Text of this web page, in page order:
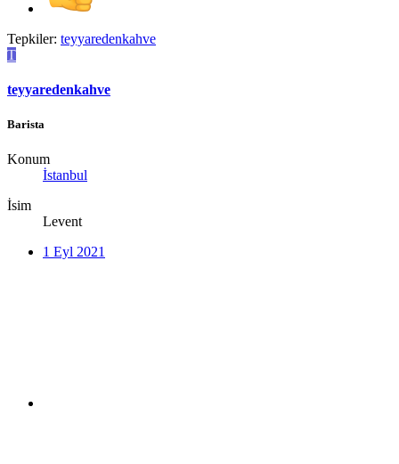
Tepkiler: teyyaredenkahve
T
teyyaredenkahve
Barista
Konum
İstanbul
İsim
Levent
1 Eyl 2021